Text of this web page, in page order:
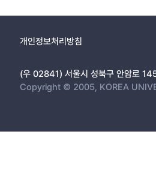
개인정보처리방침
(우 02841) 서울시 성북구 안암로
Copyright © 2005, KOREA